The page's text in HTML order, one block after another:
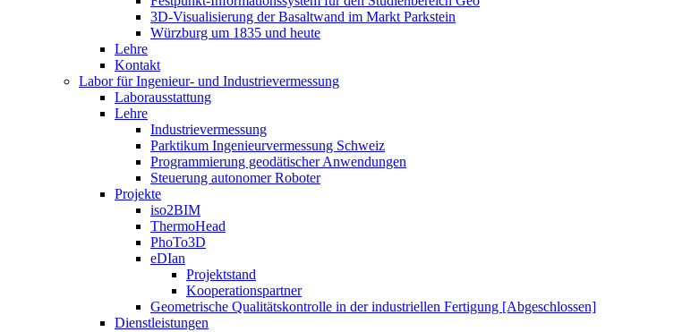
3D-Visualisierung der Basaltwand im Markt Parkstein
Würzburg um 1835 und heute
Lehre
Kontakt
Labor für Ingenieur- und Industrievermessung
Laborausstattung
Lehre
Industrievermessung
Parktikum Ingenieurvermessung Schweiz
Programmierung geodätischer Anwendungen
Steuerung autonomer Roboter
Projekte
iso2BIM
ThermoHead
PhoTo3D
eDIan
Projektstand
Kooperationspartner
Geometrische Qualitätskontrolle in der industriellen Fertigung [Abgeschlossen]
Dienstleistungen